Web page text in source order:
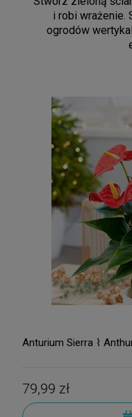
i robi wrażenie.
ogrodów
Anturium Sierra ⌇
79,99 zł